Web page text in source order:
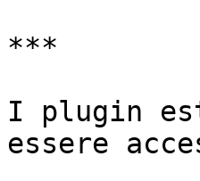
***
I plugin
essere